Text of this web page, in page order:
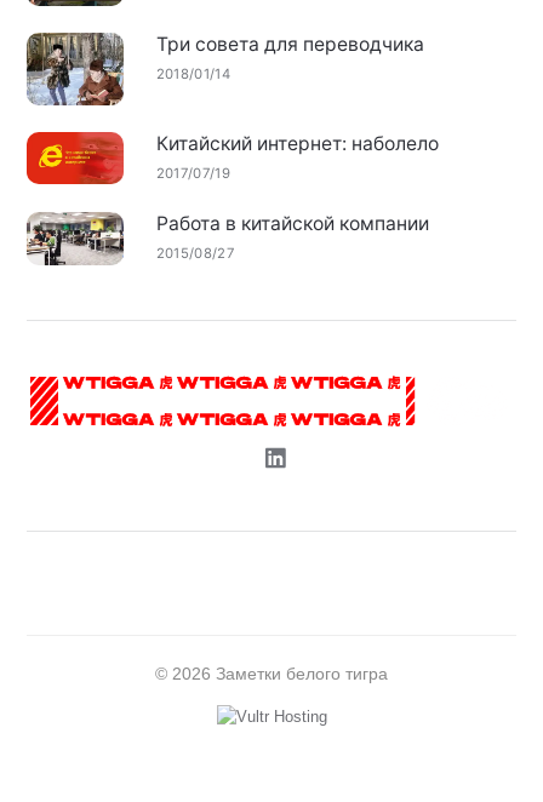
Три совета для переводчика
2018/01/14
Китайский интернет: наболело
2017/07/19
Работа в китайской компании
2015/08/27
© 2026 Заметки белого тигра